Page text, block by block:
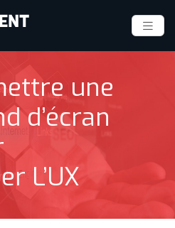
une
d’écran
L’UX